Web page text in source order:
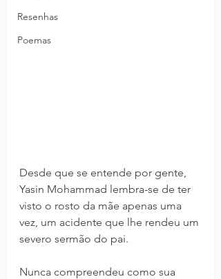
Resenhas
Poemas
Desde que se entende por gente,
Yasin Mohammad lembra-se de ter
visto o rosto da mãe apenas uma
vez, um acidente que lhe rendeu um
severo sermão do pai.
Nunca compreendeu como sua